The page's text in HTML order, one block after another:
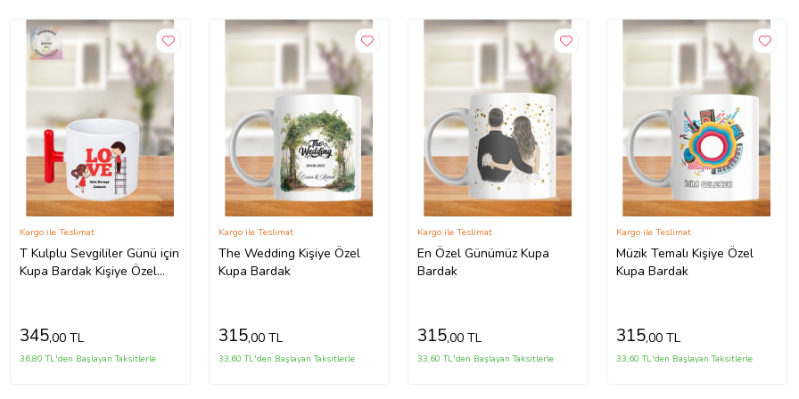
T Kulplu Sevgililer Günü için
Kupa Bardak Kişiye Özel
Kargo ile Teslimat
345,00 TL
36,80 TL'den Başlayan Taksitlerle
The Wedding Kişiye Özel
Kupa Bardak
Kargo ile Teslimat
315,00 TL
33,60 TL'den Başlayan Taksitlerle
En Özel Günümüz Kupa
Bardak
Kargo ile Teslimat
315,00 TL
33,60 TL'den Başlayan Taksitlerle
Müzik Temalı Kişiye Özel
Kupa Bardak
Kargo ile Teslimat
315,00 TL
33,60 TL'den Başlayan Taksitlerle